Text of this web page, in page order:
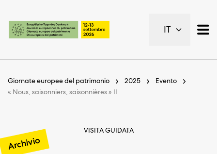
Pagine importanti
Pagina iniziale
Contenuto
Piano del sito
IT
Giornate europee del patrimonio 2025
Evento
« Nous, saisonniers, saisonnières » II
VISITA GUIDATA
Archivio